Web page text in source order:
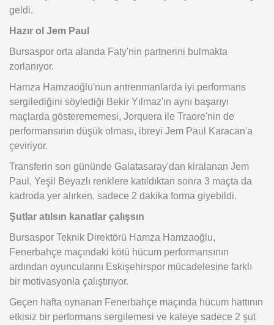
geldi.
Hazır ol Jem Paul
Bursaspor orta alanda Faty'nin partnerini bulmakta
zorlanıyor.
Hamza Hamzaoğlu'nun antrenmanlarda iyi performans
sergilediğini söylediği Bekir Yılmaz'ın aynı başarıyı
maçlarda gösterememesi, Jorquera ile Traore'nin de
performansının düşük olması, ibreyi Jem Paul Karacan'a
çeviriyor.
Transferin son gününde Galatasaray'dan kiralanan Jem
Paul, Yeşil Beyazlı renklere katıldıktan sonra 3 maçta da
kadroda yer alırken, sadece 2 dakika forma giyebildi.
Şutlar atılsın kanatlar çalışsın
Bursaspor Teknik Direktörü Hamza Hamzaoğlu,
Fenerbahçe maçındaki kötü hücum performansının
ardından oyuncularını Eskişehirspor mücadelesine farklı
bir motivasyonla çalıştırıyor.
Geçen hafta oynanan Fenerbahçe maçında hücum hattının
etkisiz bir performans sergilemesi ve kaleye sadece 2 şut